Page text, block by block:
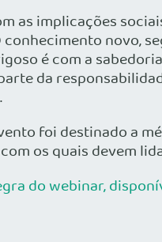
as implicações
novo,
é com a
da
foi destinado a
os quais devem
do webinar,